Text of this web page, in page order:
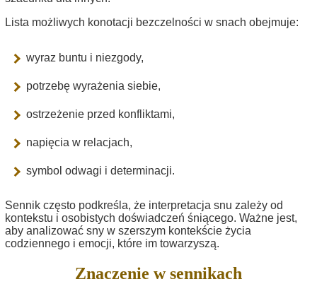
Lista możliwych konotacji bezczelności w snach obejmuje:
wyraz buntu i niezgody,
potrzebę wyrażenia siebie,
ostrzeżenie przed konfliktami,
napięcia w relacjach,
symbol odwagi i determinacji.
Sennik często podkreśla, że interpretacja snu zależy od
kontekstu i osobistych doświadczeń śniącego. Ważne jest,
aby analizować sny w szerszym kontekście życia
codziennego i emocji, które im towarzyszą.
Znaczenie w sennikach